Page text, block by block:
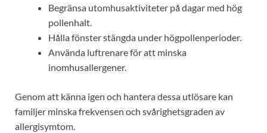
Begränsa utomhusaktiviteter på dagar med hög
pollenhalt.
Hålla fönster stängda under högpollenperioder.
Använda luftrenare för att minska
inomhusallergener.
Genom att känna igen och hantera dessa utlösare kan
familjer minska frekvensen och svårighetsgraden av
allergisymtom.